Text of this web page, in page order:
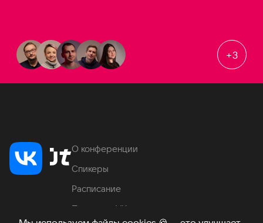
+3
О конференции
Спикеры
Расписание
Продукты VK